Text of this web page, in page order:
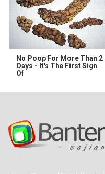
No Poop For More Than 2
Days - It's The First Sign
Of